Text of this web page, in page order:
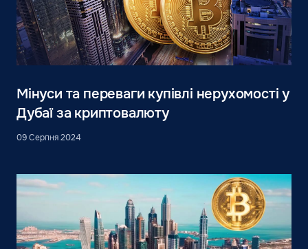
Мінуси та переваги купівлі нерухомості у
Дубаї за криптовалюту
09 Серпня 2024